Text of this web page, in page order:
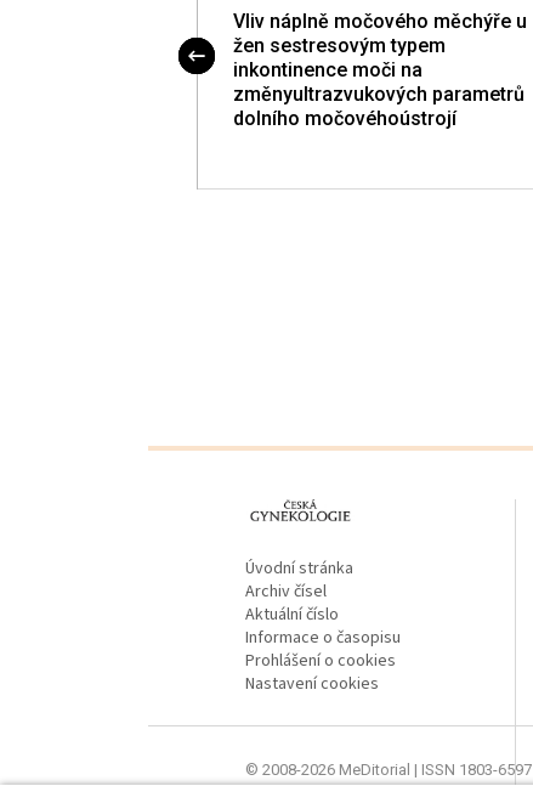
Vliv náplně močového měchýře u
žen sestresovým typem
inkontinence moči na
změnyultrazvukových parametrů
dolního močovéhoústrojí
Úvodní stránka
Archiv čísel
Aktuální číslo
Informace o časopisu
Prohlášení o cookies
Nastavení cookies
© 2008-2026 MeDitorial | ISSN 1803-6597